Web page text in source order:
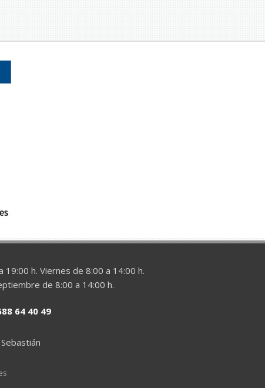
h. Viernes de 8:00 a 14:00 h.
de 8:00 a 14:00 h.
64 40 49